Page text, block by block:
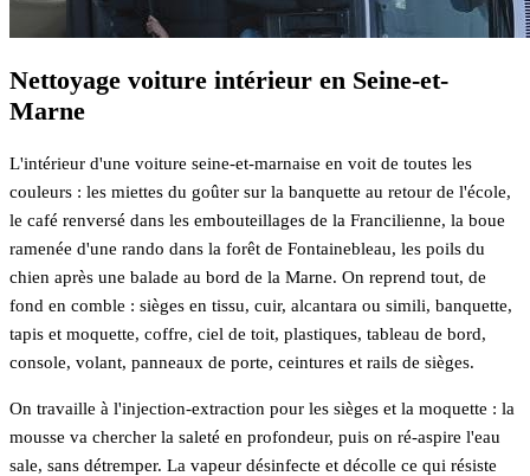
Nettoyage voiture intérieur en Seine-et-
Marne
L'intérieur d'une voiture seine-et-marnaise en voit de toutes les
couleurs : les miettes du goûter sur la banquette au retour de l'école,
le café renversé dans les embouteillages de la Francilienne, la boue
ramenée d'une rando dans la forêt de Fontainebleau, les poils du
chien après une balade au bord de la Marne. On reprend tout, de
fond en comble : sièges en tissu, cuir, alcantara ou simili, banquette,
tapis et moquette, coffre, ciel de toit, plastiques, tableau de bord,
console, volant, panneaux de porte, ceintures et rails de sièges.
On travaille à l'injection-extraction pour les sièges et la moquette : la
mousse va chercher la saleté en profondeur, puis on ré-aspire l'eau
sale, sans détremper. La vapeur désinfecte et décolle ce qui résiste